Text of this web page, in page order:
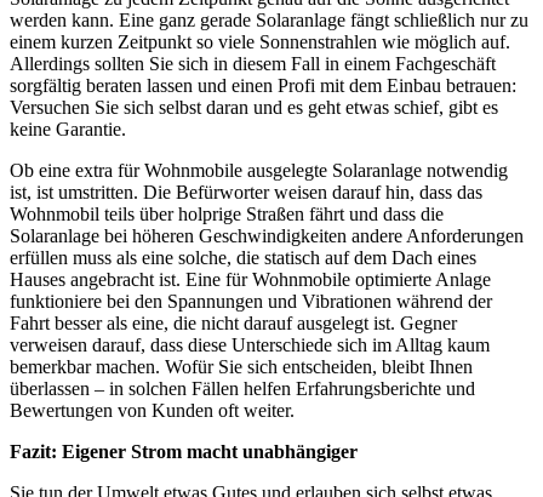
werden kann. Eine ganz gerade Solaranlage fängt schließlich nur zu
einem kurzen Zeitpunkt so viele Sonnenstrahlen wie möglich auf.
Allerdings sollten Sie sich in diesem Fall in einem Fachgeschäft
sorgfältig beraten lassen und einen Profi mit dem Einbau betrauen:
Versuchen Sie sich selbst daran und es geht etwas schief, gibt es
keine Garantie.
Ob eine extra für Wohnmobile ausgelegte Solaranlage notwendig
ist, ist umstritten. Die Befürworter weisen darauf hin, dass das
Wohnmobil teils über holprige Straßen fährt und dass die
Solaranlage bei höheren Geschwindigkeiten andere Anforderungen
erfüllen muss als eine solche, die statisch auf dem Dach eines
Hauses angebracht ist. Eine für Wohnmobile optimierte Anlage
funktioniere bei den Spannungen und Vibrationen während der
Fahrt besser als eine, die nicht darauf ausgelegt ist. Gegner
verweisen darauf, dass diese Unterschiede sich im Alltag kaum
bemerkbar machen. Wofür Sie sich entscheiden, bleibt Ihnen
überlassen – in solchen Fällen helfen Erfahrungsberichte und
Bewertungen von Kunden oft weiter.
Fazit: Eigener Strom macht unabhängiger
Sie tun der Umwelt etwas Gutes und erlauben sich selbst etwas